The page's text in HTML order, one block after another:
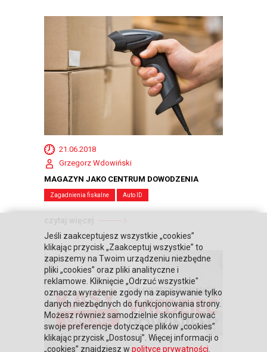
21.06.2018
Grzegorz Wdowiński
MAGAZYN JAKO CENTRUM DOWODZENIA
Zagadnienia fiskalne Auto ID
Jeśli zaakceptujesz wszystkie „cookies”
klikając przycisk „Zaakceptuj wszystkie” to
zapiszemy na Twoim urządzeniu niezbędne
pliki „cookies” oraz pliki analityczne i
reklamowe. Kliknięcie „Odrzuć wszystkie"
oznacza wyrażenie zgody na zapisywanie tylko
danych niezbędnych do funkcjonowania strony.
Możesz również samodzielnie skonfigurować
swoje preferencje dotyczące plików „cookies”
klikając przycisk „Dostosuj”. Więcej informacji o
„cookies” znajdziesz w polityce prywatności